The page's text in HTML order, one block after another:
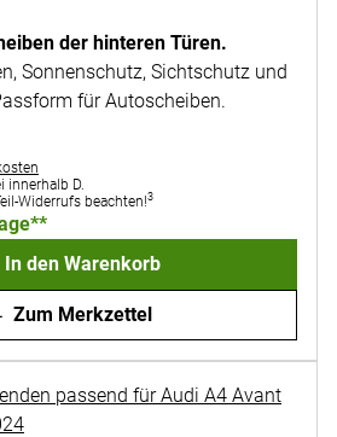
abgegeben
der hinteren Türen.
Sonnenschutz, Sichtschutz und
für Autoscheiben.
innerhalb D.
Widerrufs beachten!3
In den Warenkorb
Zum Merkzettel